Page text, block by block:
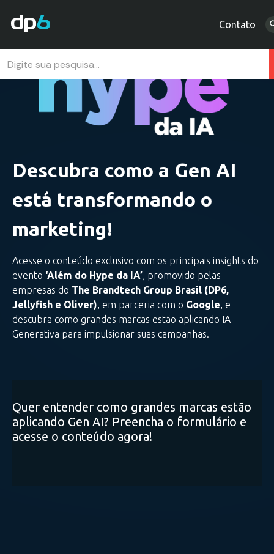
Contato
Descubra como a Gen AI
está transformando o
marketing!
Acesse o conteúdo exclusivo com os principais insights do
evento ‘Além do Hype da IA’, promovido pelas
empresas do The Brandtech Group Brasil (DP6,
Jellyfish e Oliver), em parceria com o Google, e
descubra como grandes marcas estão aplicando IA
Generativa para impulsionar suas campanhas.
Quer entender como grandes marcas estão
aplicando Gen AI? Preencha o formulário e
acesse o conteúdo agora!